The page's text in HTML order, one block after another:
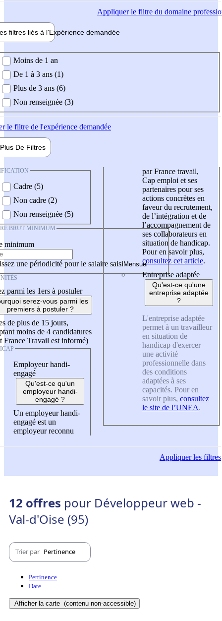
Appliquerle filtre du domaine
filtres liés à l'Expérience demandée
demandée
Moins de 1 an
De 1 à 3 ans (1)
Plus de 3 ans (6)
Non renseignée (3)
le filtre de l'expérience demandée
Plus De Filtres
Cadre (5)
Non cadre (2)
Non renseignée (5)
BRUT MINIMUM
minimum
une périodicité pour le salaire saisi
parmi les 1ers à postuler
serez-vous parmi les
premiers à postuler ?
de plus de 15 jours,
moins de 4 candidatures
France Travail est informé)
Employeur handi-
engagé
Qu'est-ce qu'un
employeur handi-
engagé ?
Un employeur handi-
engagé est un
employeur reconnu
par France travail,
Cap emploi et ses
partenaires pour ses
actions concrètes en
faveur du recrutement,
de l’intégration et de
l’accompagnement de
ses collaborateurs en
situation de handicap.
Pour en savoir plus,
consultez cet article.
Entreprise adaptée
Qu'est-ce qu'une
entreprise adaptée
?
L'entreprise adaptée
permet à un travailleur
en situation de
handicap d'exercer
une activité
professionnelle dans
des conditions
adaptées à ses
capacités. Pour en
savoir plus, consultez
le site de l’UNEA.
Appliquerles filtres
12 offres pour Développeur web -
Val-d'Oise (95)
Trier par Pertinence
Pertinence
Date
Afficher la carte (contenu non-accessible)